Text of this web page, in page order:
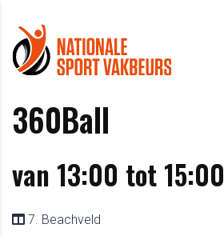
360Ball
van 13:00 tot 15:00
7. Beachveld